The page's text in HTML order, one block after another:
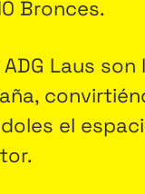
Bronces.
ADG Laus
el